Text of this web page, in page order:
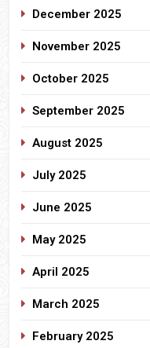
December 2025
November 2025
October 2025
September 2025
August 2025
July 2025
June 2025
May 2025
April 2025
March 2025
February 2025